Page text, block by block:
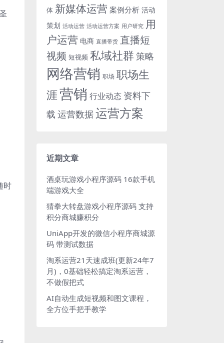
时
体 新媒体运营 案例分析 活动
策划 活动运营 活动运营方案 用户研究 用
户运营 电商 直播带货 直播短
视频 短视频 私域社群 策略
网络营销 职场 职场生
涯营销 行业动态 资料下
载 运营数据运营方案
近期文章
酒桌玩游戏小程序源码 16款手机
端游戏大全
猜拳大转盘游戏小程序源码 支持
积分商城赚积分
UniApp开发的微信小程序商城源
码 带测试数据
淘系运营21天速成班(更新24年7
月)，0基础轻松搞定淘系运营，
不做假把式
AI自动生成短视频和图文课程，
全方位手把手教学